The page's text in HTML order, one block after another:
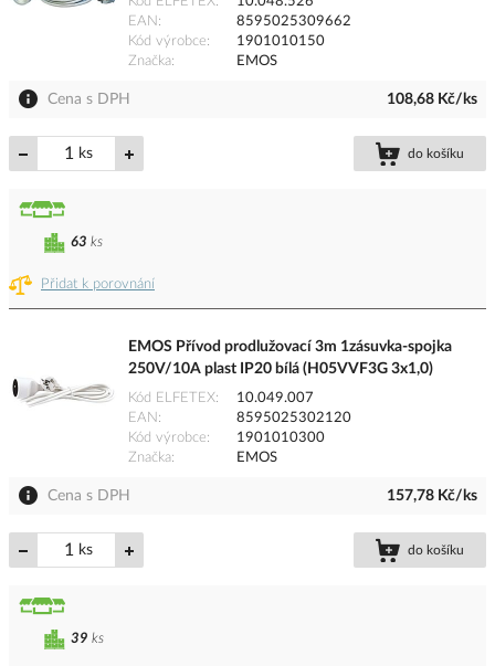
EAN
8595025309662
Kód výrobce
1901010150
Značka
EMOS
Cena s DPH 108,68 Kč/ks
ks do košíku
Přidat k porovnání
63 ks
EMOS Přívod prodlužovací 3m 1zásuvka-spojka
250V/10A plast IP20 bílá (H05VVF3G 3x1,0)
Kód ELFETEX
10.049.007
EAN
8595025302120
Kód výrobce
1901010300
Značka
EMOS
Cena s DPH 157,78 Kč/ks
ks do košíku
39 ks